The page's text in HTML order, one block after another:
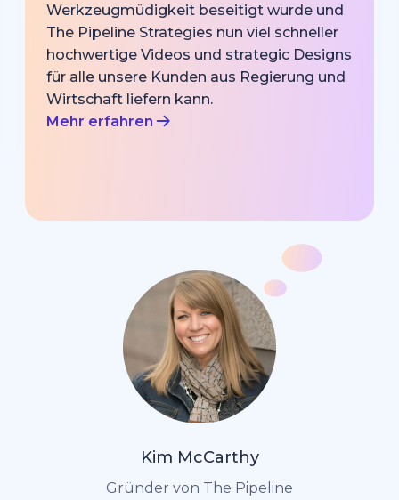
Werkzeugmüdigkeit beseitigt wurde und
The Pipeline Strategies nun viel schneller
hochwertige Videos und strategic Designs
für alle unsere Kunden aus Regierung und
Wirtschaft liefern kann.
Mehr erfahren
Kim McCarthy
Gründer von The Pipeline